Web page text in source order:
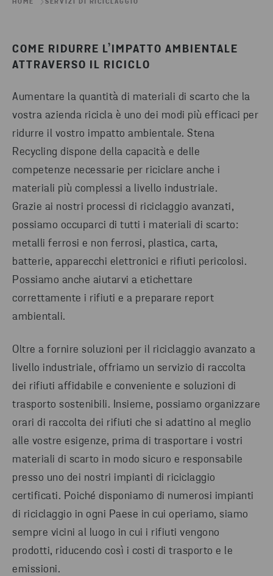
HOME SERVIZI DI RICICLAGGIO
COME RIDURRE L’IMPATTO AMBIENTALE
ATTRAVERSO IL RICICLO
Aumentare la quantità di materiali di scarto che la
vostra azienda ricicla è uno dei modi più efficaci per
ridurre il vostro impatto ambientale. Stena
Recycling dispone della capacità e delle
competenze necessarie per riciclare anche i
materiali più complessi a livello industriale.
Grazie ai nostri processi di riciclaggio avanzati,
possiamo occuparci di tutti i materiali di scarto:
metalli ferrosi e non ferrosi, plastica, carta,
batterie, apparecchi elettronici e rifiuti pericolosi.
Possiamo anche aiutarvi a etichettare
correttamente i rifiuti e a preparare report
ambientali.
Oltre a fornire soluzioni per il riciclaggio avanzato a
livello industriale, offriamo un servizio di raccolta
dei rifiuti affidabile e conveniente e soluzioni di
trasporto sostenibili. Insieme, possiamo organizzare
orari di raccolta dei rifiuti che si adattino al meglio
alle vostre esigenze, prima di trasportare i vostri
materiali di scarto in modo sicuro e responsabile
presso uno dei nostri impianti di riciclaggio
certificati. Poiché disponiamo di numerosi impianti
di riciclaggio in ogni Paese in cui operiamo, siamo
sempre vicini al luogo in cui i rifiuti vengono
prodotti, riducendo così i costi di trasporto e le
emissioni.